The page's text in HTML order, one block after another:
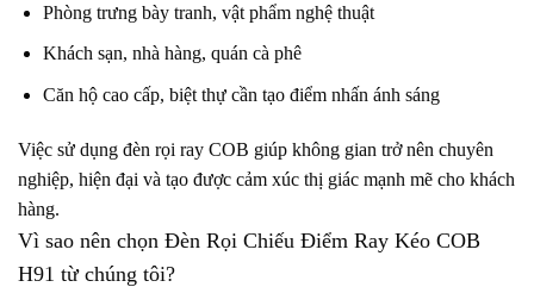
Phòng trưng bày tranh, vật phẩm nghệ thuật
Khách sạn, nhà hàng, quán cà phê
Căn hộ cao cấp, biệt thự cần tạo điểm nhấn ánh sáng
Việc sử dụng đèn rọi ray COB giúp không gian trở nên chuyên
nghiệp, hiện đại và tạo được cảm xúc thị giác mạnh mẽ cho khách
hàng.
Vì sao nên chọn Đèn Rọi Chiếu Điểm Ray Kéo COB
H91 từ chúng tôi?